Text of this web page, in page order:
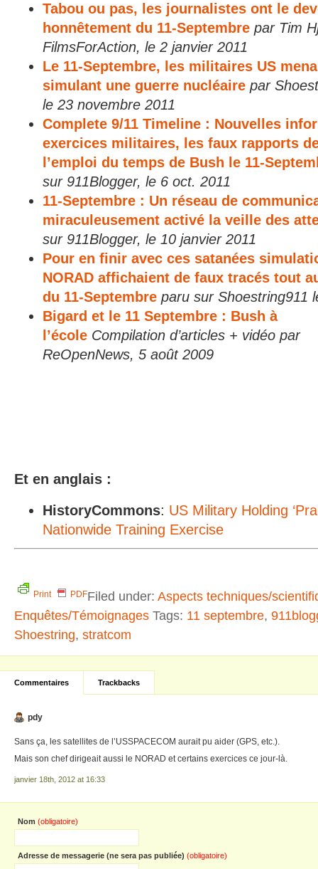
Tabou ou pas, les journalistes ont le
honnêtement du 11-Septembre par Tim
FilmsForAction, le 2 janvier 2011
Le 11-Septembre, les militaires US
simulant une guerre nucléaire par
le 23 novembre 2011
Complete 9/11 Timeline : Nouvelles
exercices militaires, les faux rapports
l’emploi du temps de Bush le 11-
sur 911Blogger, le 6 oct. 2011
11-Septembre : Un réseau de
miraculeusement activé la veille des
sur 911Blogger, le 10 janvier 2011
Pour en finir avec ces satanées
NORAD affichaient de faux tracés tout
du 11-Septembre paru sur Shoestring911
Bigard et le 11 Septembre : Bush à
l’école Compilation d’articles + vidéo par
ReOpenNews, 5 août 2009
Et en anglais :
HistoryCommons: US Military Holding
Nationwide Training Exercise
Print PDFFiled under: Aspects techniques/
Enquêtes/Témoignages Tags: 11 septembre,
Shoestring, stratcom
Commentaires Trackbacks
pdy
Sans ça, les satellites de l’USSPACECOM aurait pu aider (GPS, etc.).
Mais son chef dirigeait aussi le NORAD et certains exercices ce jour-là.
janvier 18th, 2012 at 16:33
Nom (obligatoire)
Adresse de messagerie (ne sera pas publiée) (obligatoire)